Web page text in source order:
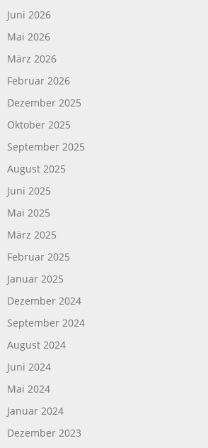
Juni 2026
Mai 2026
März 2026
Februar 2026
Dezember 2025
Oktober 2025
September 2025
August 2025
Juni 2025
Mai 2025
März 2025
Februar 2025
Januar 2025
Dezember 2024
September 2024
August 2024
Juni 2024
Mai 2024
Januar 2024
Dezember 2023